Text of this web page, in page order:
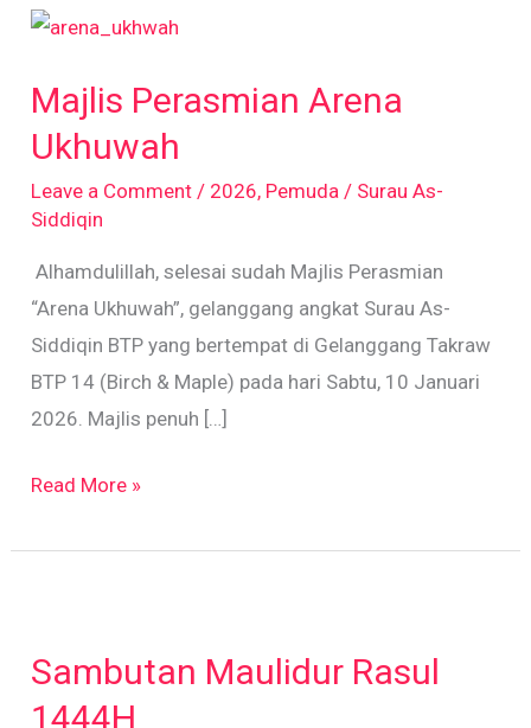
Majlis Perasmian Arena
Ukhuwah
Leave a Comment / 2026, Pemuda / Surau As-
Siddiqin
Alhamdulillah, selesai sudah Majlis Perasmian
“Arena Ukhuwah”, gelanggang angkat Surau As-
Siddiqin BTP yang bertempat di Gelanggang Takraw
BTP 14 (Birch & Maple) pada hari Sabtu, 10 Januari
2026. Majlis penuh […]
Majlis
Arena
Ukhuwah
Read More »
Sambutan Maulidur Rasul
1444H
Rasul
1444H